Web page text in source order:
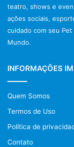
teatro, shows e
ações sociais,
cuidado com seu
Mundo.
INFORMAÇÕES
Quem Somos
Termos de Uso
Política de
Contato